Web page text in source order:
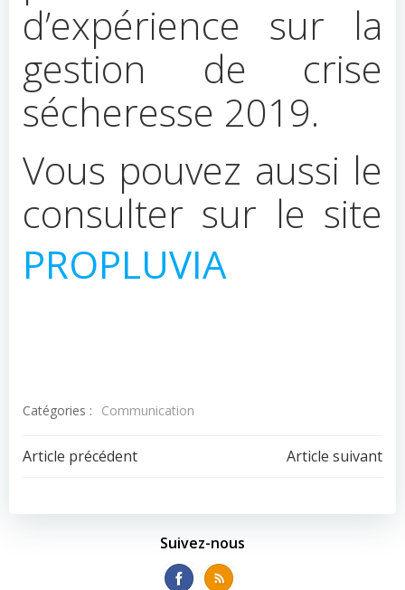
d’expérience sur la
gestion de crise
sécheresse 2019.
Vous pouvez aussi le
consulter sur le site
PROPLUVIA
Catégories : Communication
Navigation
de
Article précédent
Navigation
de
l’article
Article suivant
Suivez-nous